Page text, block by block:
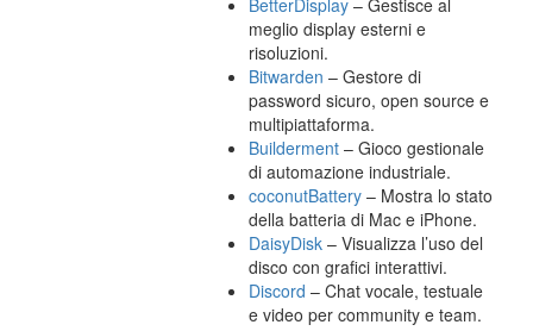
BetterDisplay – Gestisce al
meglio display esterni e
risoluzioni.
Bitwarden – Gestore di
password sicuro, open source e
multipiattaforma.
Builderment – Gioco gestionale
di automazione industriale.
coconutBattery – Mostra lo stato
della batteria di Mac e iPhone.
DaisyDisk – Visualizza l’uso del
disco con grafici interattivi.
Discord – Chat vocale, testuale
e video per community e team.